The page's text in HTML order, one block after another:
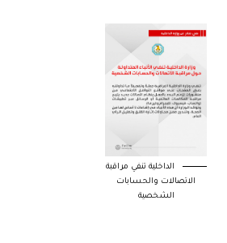
الداخلية تنفي مراقبة
الاتصالات والحسابات
الشخصية